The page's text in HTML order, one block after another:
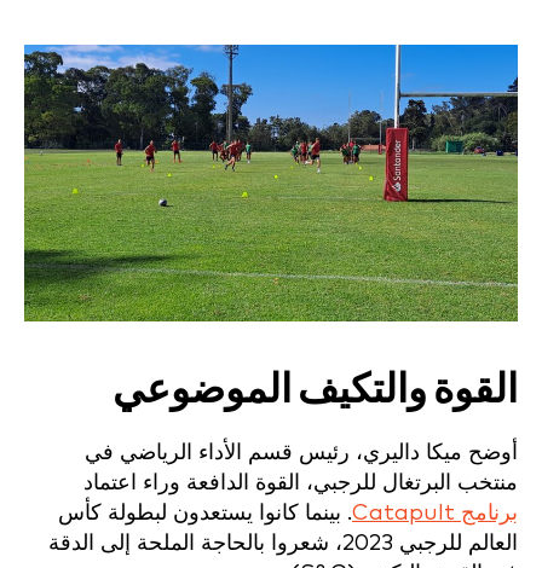
القوة والتكيف الموضوعي
أوضح ميكا داليري، رئيس قسم الأداء الرياضي في
منتخب البرتغال للرجبي، القوة الدافعة وراء اعتماد
برنامج Catapult
. بينما كانوا يستعدون لبطولة كأس
العالم للرجبي 2023، شعروا بالحاجة الملحة إلى الدقة